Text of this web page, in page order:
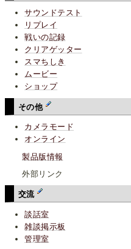
サウンドテスト
リプレイ
戦いの記録
クリアゲッター
スマちしき
ムービー
ショップ
その他
カメラモード
オンライン
製品版情報
外部リンク
交流
談話室
雑談掲示板
管理室